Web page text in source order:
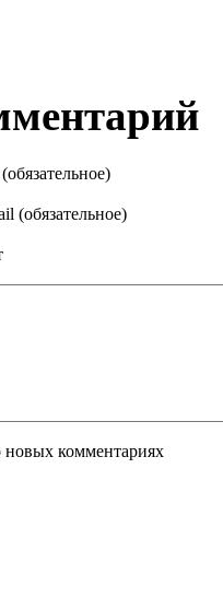
(обязательное)
новых комментариях